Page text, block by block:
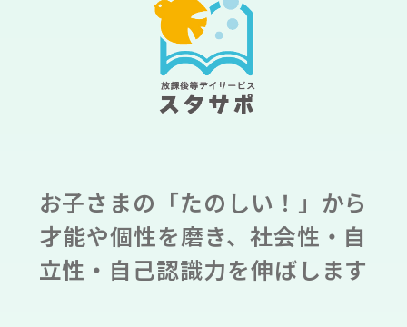
お子さまの「たのしい！」から
才能や個性を磨き、社会性・自
立性・自己認識力を伸ばします